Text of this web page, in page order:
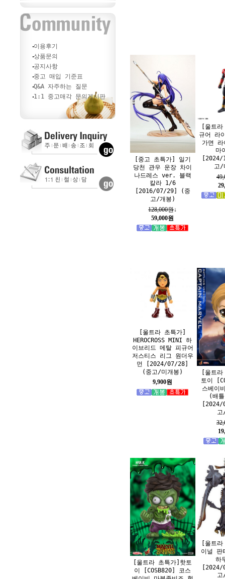
이용후기
상품문의
공지사항
중고 매입 기준표
Q&A 자주하는 질문
1:1 중고매각 문의게시판
[중고 초특가] 일기
당천 관우 운장 차이
나드레스 ver. 블랙
칼라 1/6
[2016/07/29] (중
고/개봉)
128,000원↓
59,000원
[울트
규어 라
가면 라
마
고/
[울트라 초특가]
HEROCROSS MINI 하
이브리드 메탈 피규어
저스티스 리그 원더우
먼 [2024/07/28]
(중고/미개봉)
9,900원
[울트
토이
스베이
(배
[울트라 초특가]핫토
이 [COSB820] 코스
[울트
이널
하